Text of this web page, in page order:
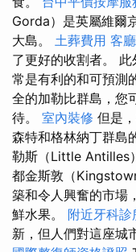
Gorda）是英屬維爾
大島。 土葬費用 客
了更好的收割者。
常是有利的和可預測
全的加勒比群島，您
待。 室內裝修 但是
森特和格林納丁群島
勒斯（Little Antilles
都金斯敦（
築和令人興奮的市場
鮮水果。 附近牙科診
新，但人們對這座城